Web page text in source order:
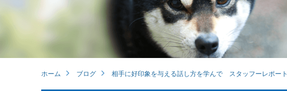
ホーム ブログ 相手に好印象を与える話し方を学んで スタッフーレポート